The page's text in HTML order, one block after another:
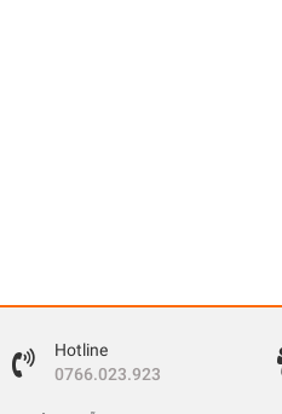
Hotline
0766.023.923